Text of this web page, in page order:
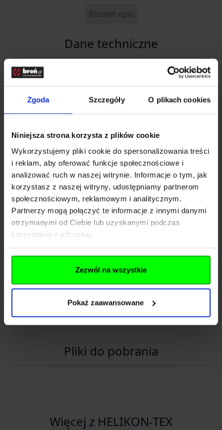
Zgoda Szczegóły O plikach cookies
Niniejsza strona korzysta z plików cookie
Wykorzystujemy pliki cookie do spersonalizowania treści
i reklam, aby oferować funkcje społecznościowe i
analizować ruch w naszej witrynie. Informacje o tym, jak
korzystasz z naszej witryny, udostępniamy partnerom
społecznościowym, reklamowym i analitycznym.
Partnerzy mogą połączyć te informacje z innymi danymi
otrzymanymi od Ciebie lub uzyskanymi podczas
korzystania z ich usług.
Zezwól na wszystkie
Pokaż zaawansowane
Rozwiń opis
Dane techniczne
Kod SKU
EAN
5902944120385
Producent
Nazwa
Entire M Wrocław -
Helikon Polska
Kraj
Polska
Adres
Kod pocztowy
54-032
Miasto
Wrocław
info@entirem.com
Pliki do pobrania
Więcej z HELIKON-TEX